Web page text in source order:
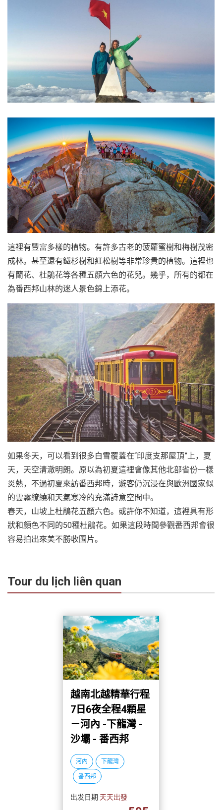
這裡有豐富多樣的植物。有許多古老的菠蘿蜜樹和梅樹茂密
成林。甚至還有鐵杉樹和紅松樹等非常珍貴的植物。這裡也
有蘭花、杜鵑花等各種五顏六色的花兒。幾乎，所有的都在
為番西邦山林的迷人景色錦上添花。
如果冬天，可以看到很多白雪覆蓋在“印度支那屋頂”上，夏
天，天空清澈明朗。原以為初夏這裡會像其他北部省份一樣
炎熱，不過初夏來訪番西邦時，遊客仍沉浸在與歐洲國家似
的雲霧繚繞和天氣寒冷的充滿詩意空間中。
春天，山坡上杜鵑花五顏六色。或許你不知道，這裡具有形
狀和顏色不同的50種杜鵑花。如果這段時間參觀番西邦會很
容易拍出來美不勝收圖片。
Tour du lịch liên quan
越南北越精華行程
7日6夜全程4顆星
－河內 -下龍灣 -
沙壩 - 番西邦
河內 下龍灣
番西邦
出发日期 天天出發